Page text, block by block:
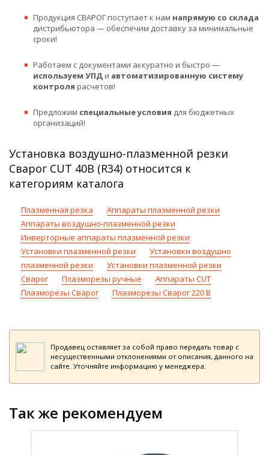
Продукция СВАРОГ поступает к нам напрямую со склада
дистрибьютора — обеспечим доставку за минимальные
сроки!
Работаем с документами аккуратно и быстро —
используем УПДи автоматизированную систему
контроля расчетов!
Предложим специальные условия для бюджетных
организаций!
Установка воздушно-плазменной резки
Сварог CUT 40B (R34) относится к
категориям каталога
Плазменная резка
Аппараты плазменной резки
Аппараты воздушно-плазменной резки
Инверторные аппараты плазменной резки
Установки плазменной резки
Установки воздушно
плазменной резки
Установки плазменной резки
Сварог
Плазморезы ручные
Аппараты CUT
Плазморезы Сварог
Плазморезы Сварог 220 В
Продавец оставляет за собой право передать товар с
несущественными отклонениями от описания, данного на
сайте. Уточняйте информацию у менеджера.
Так же рекомендуем